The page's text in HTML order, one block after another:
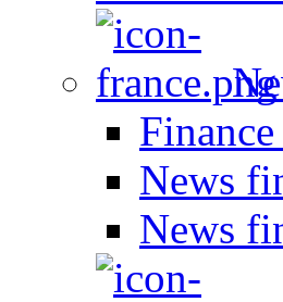
News
News